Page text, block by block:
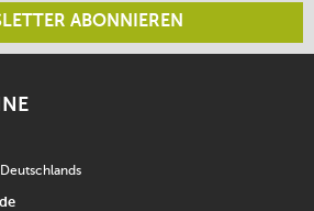
ABONNIEREN